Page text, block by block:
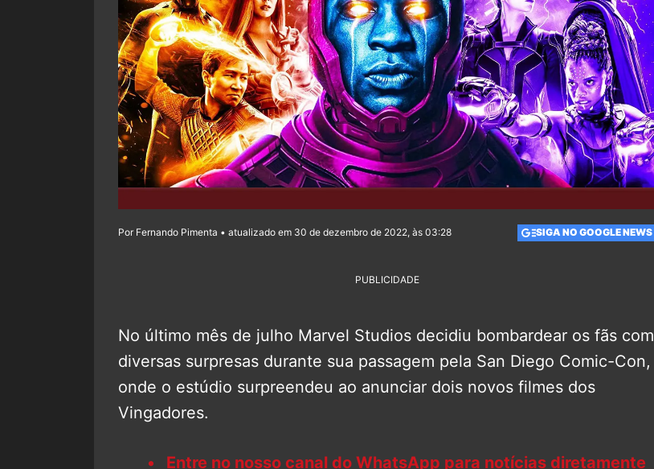
Por Fernando Pimenta • atualizado em 30 de dezembro de 2022, às 03:28 SIGA NO GOOGLE NEWS
PUBLICIDADE
No último mês de julho Marvel Studios decidiu bombardear os fãs com
diversas surpresas durante sua passagem pela San Diego Comic-Con,
onde o estúdio surpreendeu ao anunciar dois novos filmes dos
Vingadores.
Entre no nosso canal do WhatsApp para notícias diretamente